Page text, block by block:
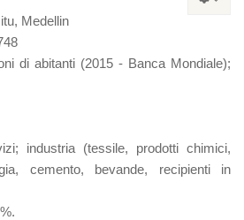
Medellin
di abitanti (2015 - Banca Mondiale);
industria (tessile, prodotti chimici,
cemento, bevande, recipienti in